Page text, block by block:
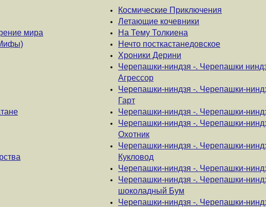
мира
Космические Приключения
Летающие кочевники
На Тему Толкиена
Нечто посткастанедовское
Хроники Дерини
Черепашки-ниндзя -. Черепашки
Агрессор
Черепашки-ниндзя -. Черепашки-
Гарт
Черепашки-ниндзя -. Черепашки-
Черепашки-ниндзя -. Черепашки-
Охотник
Черепашки-ниндзя -. Черепашки-
Кукловод
Черепашки-ниндзя -. Черепашки-
Черепашки-ниндзя -. Черепашки-
шоколадный Бум
Черепашки-ниндзя -. Черепашки-